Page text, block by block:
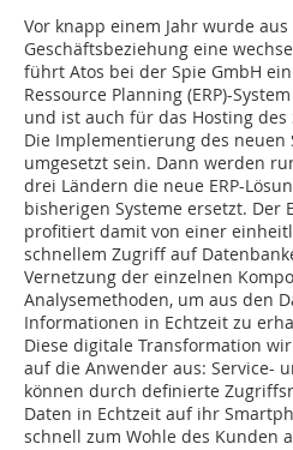
Vor knapp einem Jahr wurde
Geschäftsbeziehung eine
führt Atos bei der Spie GmbH
Ressource Planning (ERP)-
und ist auch für das Hosting
Die Implementierung des neuen
umgesetzt sein. Dann werden
drei Ländern die neue ERP-
bisherigen Systeme ersetzt. Der
profitiert damit von einer
schnellem Zugriff auf
Vernetzung der einzelnen
Analysemethoden, um aus den
Informationen in Echtzeit zu
Diese digitale Transformation
auf die Anwender aus: Service-
können durch definierte
Daten in Echtzeit auf ihr
schnell zum Wohle des Kunden